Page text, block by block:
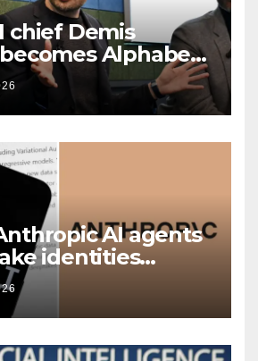
chief Demis
Alphabet
in leadership
AI agents
identities
cyber tests: